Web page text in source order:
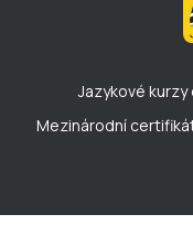
Jazykové kurzy
Mezinárodní